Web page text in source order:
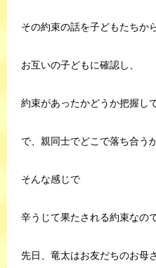
その約束の話を子どもたちか
お互いの子どもに確認し、
約束があったかどうか把握し
で、親同士でどこで落ち合う
そんな感じで
辛うじて果たされる約束なの
先日、竜太はお友だちのお母